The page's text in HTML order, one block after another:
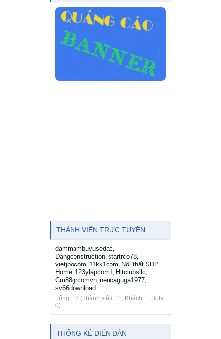
THÀNH VIÊN TRỰC TUYẾN
dammambuyusedac,
Dangconstruction, startrco78,
vietjbocom, 11kk1com, Nội thất SDP
Home, 123ylapcom1, Hitclubsllc,
Cm88grcomvn, neucaguga1977,
sv66download
Tổng: 12 (Thành viên: 11, Khách: 1, Bots:
0)
THỐNG KÊ DIỄN ĐÀN